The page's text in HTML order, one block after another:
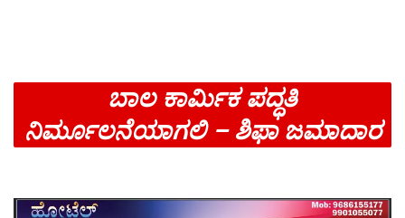
ಬಾಲ ಕಾರ್ಮಿಕ ಪದ್ಧತಿ
ನಿರ್ಮೂಲನೆಯಾಗಲಿ – ಶಿಫಾ ಜಮಾದಾರ